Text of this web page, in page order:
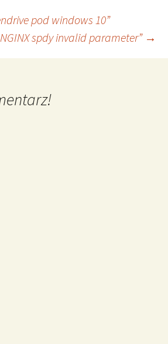
pod windows 10”
spdy invalid parameter” →